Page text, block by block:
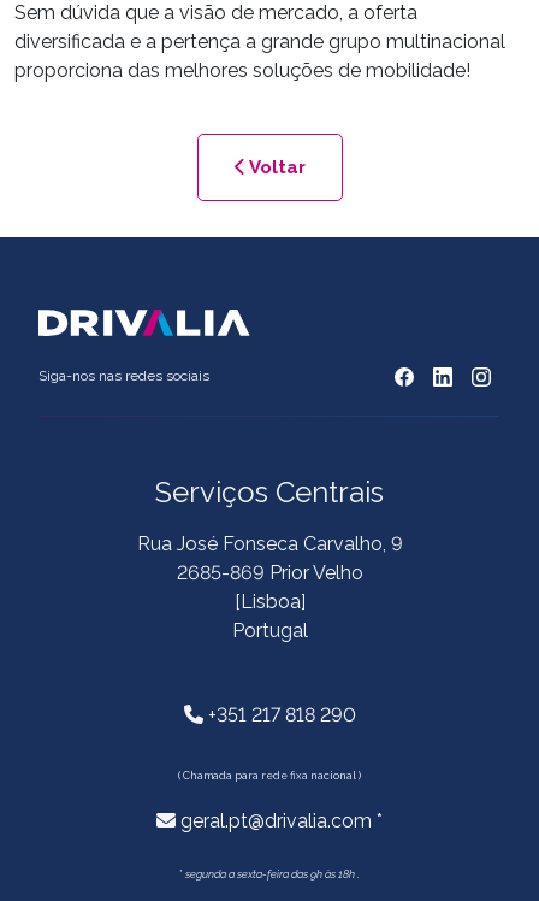
Sem dúvida que a visão de mercado, a oferta
diversificada e a pertença a grande grupo multinacional
proporciona das melhores soluções de mobilidade!
Voltar
Siga-nos nas redes sociais
Serviços Centrais
Rua José Fonseca Carvalho, 9
2685-869 Prior Velho
[Lisboa]
Portugal
+351 217 818 290
( Chamada para rede fixa nacional )
geral.pt@drivalia.com *
* segunda a sexta-feira das 9h às 18h .